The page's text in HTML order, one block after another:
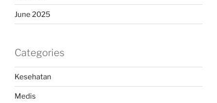
June 2025
Categories
Kesehatan
Medis